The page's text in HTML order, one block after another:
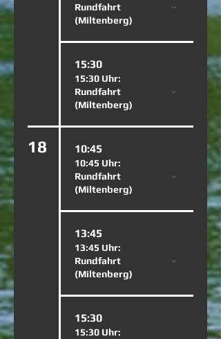
Rundfahrt
(Miltenberg)
15:30
15:30 Uhr:
Rundfahrt
(Miltenberg)
18 10:45
10:45 Uhr:
Rundfahrt
(Miltenberg)
13:45
13:45 Uhr:
Rundfahrt
(Miltenberg)
15:30
15:30 Uhr: